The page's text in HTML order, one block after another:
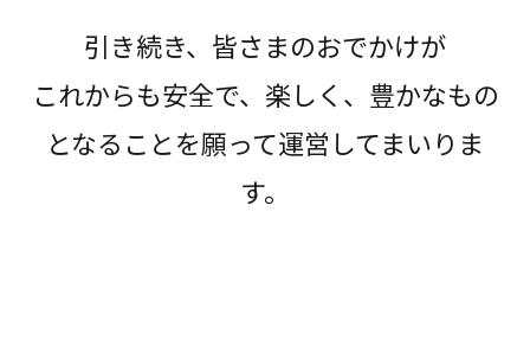
引き続き、皆さまのおでかけが
これからも安全で、楽しく、豊かなもの
となることを願って運営してまいりま
す。